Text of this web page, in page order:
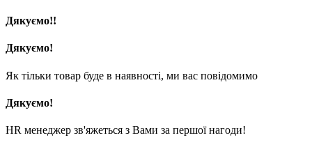
Дякуємо!!
Дякуємо!
Як тільки товар буде в наявності, ми вас повідомимо
Дякуємо!
HR менеджер зв'яжеться з Вами за першої нагоди!